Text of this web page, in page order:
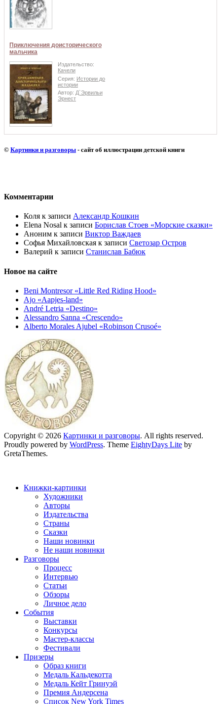
Приключения доисторического
мальчика
Издательство:
Качели
Серия: Истории до
истории
Автор: Д`Эрвильи
Эрнест
© Картинки и разговоры - сайт об иллюстрации детской книги
Комментарии
Коля к записи Александр Кошкин
Elena Nosal к записи Борислав Стоев «Морские сказки»
Аноним к записи Виктор Важдаев
Софья Михайловская к записи Светозар Остров
Валерий к записи Станислав Бабюк
Новое на сайте
Beni Montresor «Little Red Riding Hood»
Ajo «Aapjes-land»
André Letria «Destino»
Alessandro Sanna «Crescendo»
Alberto Morales Ajubel «Robinson Crusoé»
Copyright © 2026 Картинки и разговоры. All rights reserved.
Proudly powered by WordPress. Theme EightyDays Lite by
GretaThemes.
Книжки-картинки
Художники
Авторы
Издательства
Страны
Сказки
Наши новинки
Не наши новинки
Разговоры
Процесс
Интервью
Статьи
Обзоры
Личное дело
События
Выставки
Конкурсы
Мастер-классы
Фестивали
Призеры
Образ книги
Медаль Кальдекотта
Медаль Кейт Гринуэй
Премия Андерсена
Список New York Times